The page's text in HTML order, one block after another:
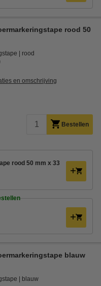
rood 50
rood
en omschrijving
Bestellen
rood 50 mm x 33
blauw
blauw